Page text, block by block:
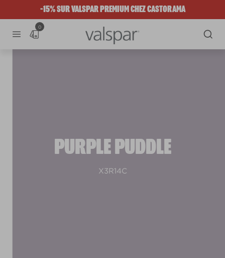
-15% SUR VALSPAR PREMIUM CHEZ CASTORAMA
0
PURPLE PUDDLE
X3R14C